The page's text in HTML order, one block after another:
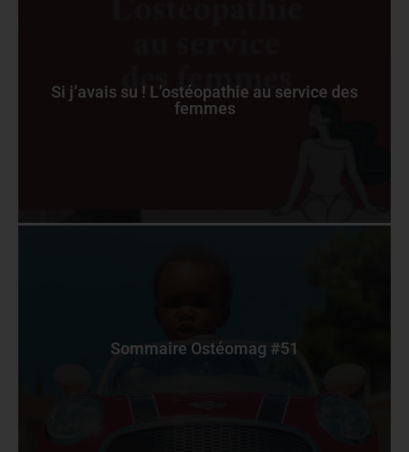
Si j’avais su ! L’ostéopathie au service des
femmes
Sommaire Ostéomag #51